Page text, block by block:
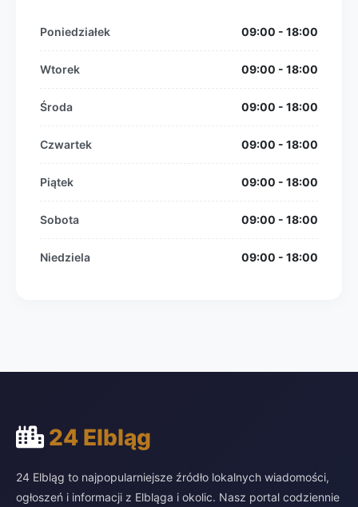
Poniedziałek 09:00 - 18:00
Wtorek 09:00 - 18:00
Środa 09:00 - 18:00
Czwartek 09:00 - 18:00
Piątek 09:00 - 18:00
Sobota 09:00 - 18:00
Niedziela 09:00 - 18:00
24 Elbląg
24 Elbląg to najpopularniejsze źródło lokalnych wiadomości,
ogłoszeń i informacji z Elbląga i okolic. Nasz portal codziennie